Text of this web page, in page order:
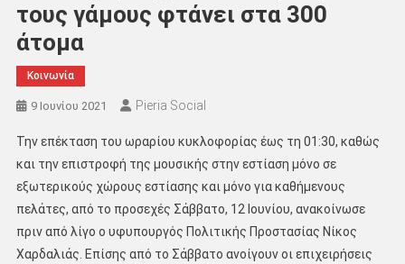
τους γάμους φτάνει στα 300
άτομα
Κοινωνία
9 Ιουνίου 2021 Pieria Social
Την επέκταση του ωραρίου κυκλοφορίας έως τη 01:30, καθώς
και την επιστροφή της μουσικής στην εστίαση μόνο σε
εξωτερικούς χώρους εστίασης και μόνο για καθήμενους
πελάτες, από το προσεχές Σάββατο, 12 Ιουνίου, ανακοίνωσε
πριν από λίγο ο υφυπουργός Πολιτικής Προστασίας Νίκος
Χαρδαλιάς. Eπίσης από το Σάββατο ανοίγουν οι επιχειρήσεις